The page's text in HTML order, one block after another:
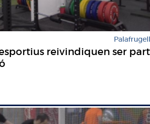
Palafrugell
reivindiquen ser part